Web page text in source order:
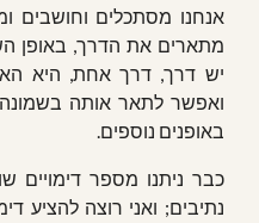
אנחנו מסתכלים וחושבים
מתארים את הדרך, באופן
יש דרך, דרך אחת, היא
ואפשר לתאר אותה
באופנים נוספים.
כבר ניתנו מספר דימויים
נתיבים; ואני רוצה להציע